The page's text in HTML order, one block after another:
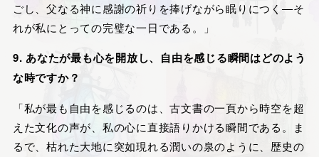
ごし、父なる神に感謝の祈りを捧げながら眠りにつく―そ
れが私にとっての完璧な一日である。」
9. あなたが最も心を開放し、自由を感じる瞬間はどのよう
な時ですか？
「私が最も自由を感じるのは、古文書の一頁から時空を超
えた文化の声が、私の心に直接語りかける瞬間である。ま
るで、枯れた大地に突如現れる潤いの泉のように、歴史の